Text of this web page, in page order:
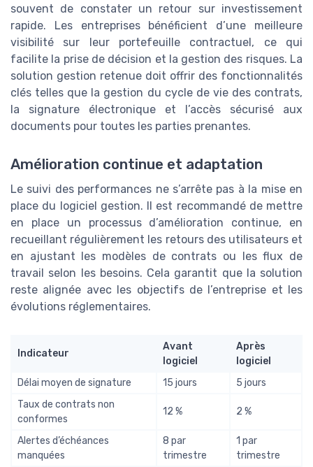
souvent de constater un retour sur investissement
rapide. Les entreprises bénéficient d’une meilleure
visibilité sur leur portefeuille contractuel, ce qui
facilite la prise de décision et la gestion des risques. La
solution gestion retenue doit offrir des fonctionnalités
clés telles que la gestion du cycle de vie des contrats,
la signature électronique et l’accès sécurisé aux
documents pour toutes les parties prenantes.
Amélioration continue et adaptation
Le suivi des performances ne s’arrête pas à la mise en
place du logiciel gestion. Il est recommandé de mettre
en place un processus d’amélioration continue, en
recueillant régulièrement les retours des utilisateurs et
en ajustant les modèles de contrats ou les flux de
travail selon les besoins. Cela garantit que la solution
reste alignée avec les objectifs de l’entreprise et les
évolutions réglementaires.
Indicateur
Avant
logiciel
Après
logiciel
Délai moyen de signature
15 jours
5 jours
Taux de contrats non
conformes
12 % 2 %
Alertes d’échéances
manquées
8 par
trimestre
1 par
trimestre